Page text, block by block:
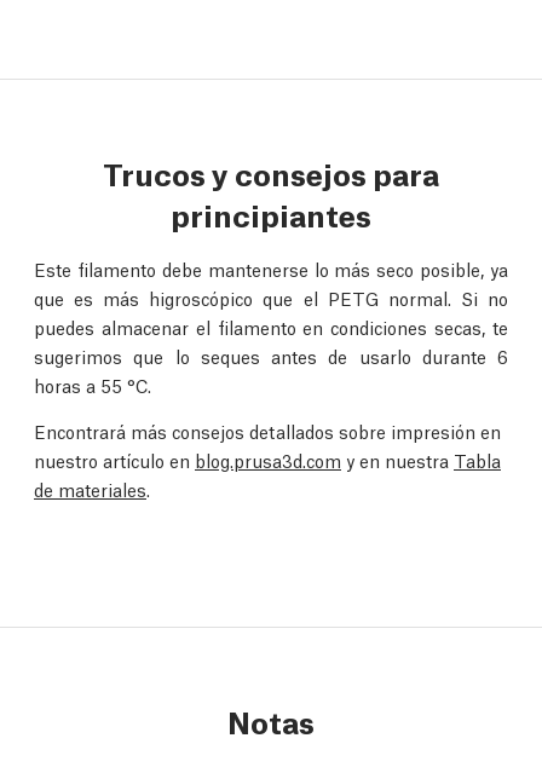
Trucos y consejos para
principiantes
Este filamento debe mantenerse lo más seco posible, ya
que es más higroscópico que el PETG normal. Si no
puedes almacenar el filamento en condiciones secas, te
sugerimos que lo seques antes de usarlo durante 6
horas a 55 °C.
Encontrará más consejos detallados sobre impresión en
nuestro artículo en blog.prusa3d.com y en nuestra Tabla
de materiales
Notas